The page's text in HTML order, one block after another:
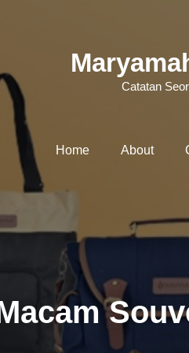
Catatan
Home About